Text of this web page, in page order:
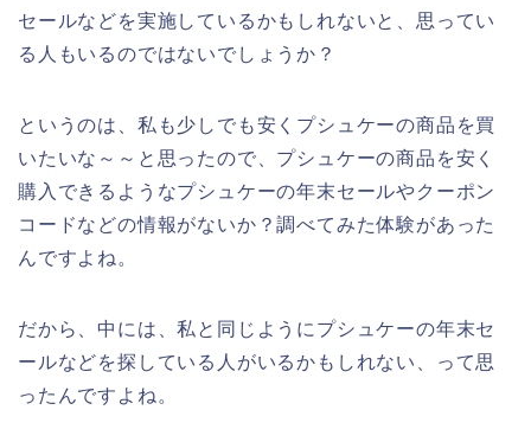
セールなどを実施しているかもしれないと、思ってい
る人もいるのではないでしょうか？
というのは、私も少しでも安くプシュケーの商品を買
いたいな～～と思ったので、プシュケーの商品を安く
購入できるようなプシュケーの年末セールやクーポン
コードなどの情報がないか？調べてみた体験があった
んですよね。
だから、中には、私と同じようにプシュケーの年末セ
ールなどを探している人がいるかもしれない、って思
ったんですよね。